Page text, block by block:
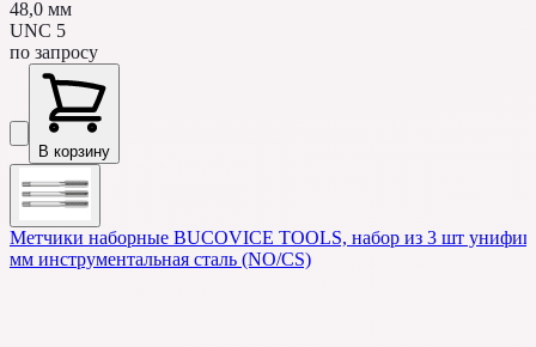
48,0 мм
UNC 5
по запросу
В корзину
Метчики наборные BUCOVICE TOOLS, набор из 3 шт
мм инструментальная сталь (NO/CS)